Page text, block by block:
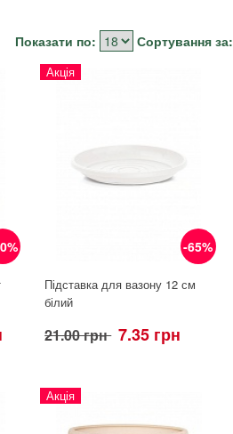
Показати по: Сортування за:
-65%
Акція
Підставка для вазону 12 см
білий
21.00 грн 7.35 грн
Акція